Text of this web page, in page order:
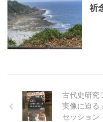
祈
古代史研究
実像に迫
セッション